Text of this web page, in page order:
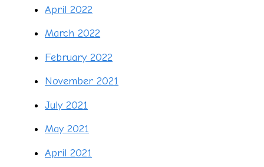
April 2022
March 2022
February 2022
November 2021
July 2021
May 2021
April 2021